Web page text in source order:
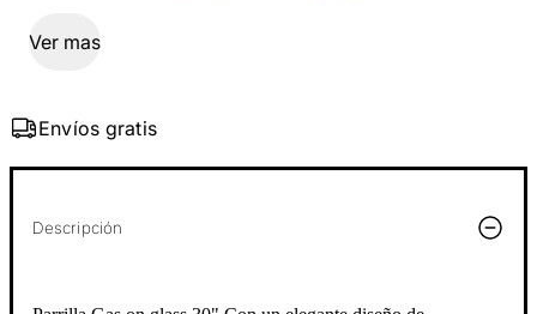
Ver mas
Envíos gratis
Descripción